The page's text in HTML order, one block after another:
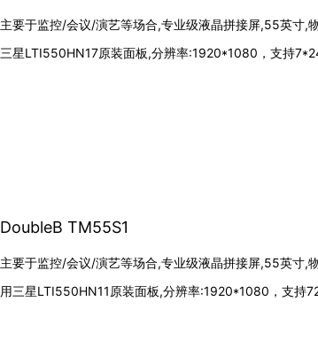
主要于监控/会议/演艺等场合,专业级液晶拼接屏,55英寸,
三星LTI550HN17原装面板,分辨率:1920*1080，支持
DoubleB TM55S1
主要于监控/会议/演艺等场合,专业级液晶拼接屏,55英寸
用三星LTI550HN11原装面板,分辨率:1920*1080，支持